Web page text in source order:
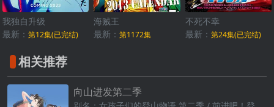
我独自升级
最新： 第12集(已完结)
海贼王
最新：第1172集
不死不幸
最新： 第24集(已完结)
相关推荐
向山进发第二季